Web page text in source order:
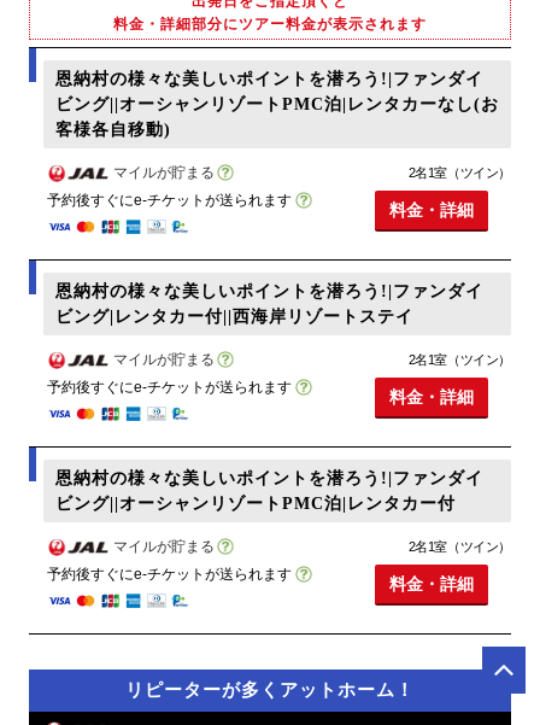
料金・詳細部分にツアー料金が表示されます
恩納村の様々な美しいポイントを潜ろう!|ファンダイ
ビング||オーシャンリゾートPMC泊|レンタカーなし(お
客様各自移動)
マイルが貯まる
予約後すぐにe-チケットが送られます
2名1室（ツイン）
料金・詳細
恩納村の様々な美しいポイントを潜ろう!|ファンダイ
ビング|レンタカー付||西海岸リゾートステイ
マイルが貯まる
予約後すぐにe-チケットが送られます
2名1室（ツイン）
料金・詳細
恩納村の様々な美しいポイントを潜ろう!|ファンダイ
ビング||オーシャンリゾートPMC泊|レンタカー付
マイルが貯まる
予約後すぐにe-チケットが送られます
2名1室（ツイン）
料金・詳細
リピーターが多くアットホーム！